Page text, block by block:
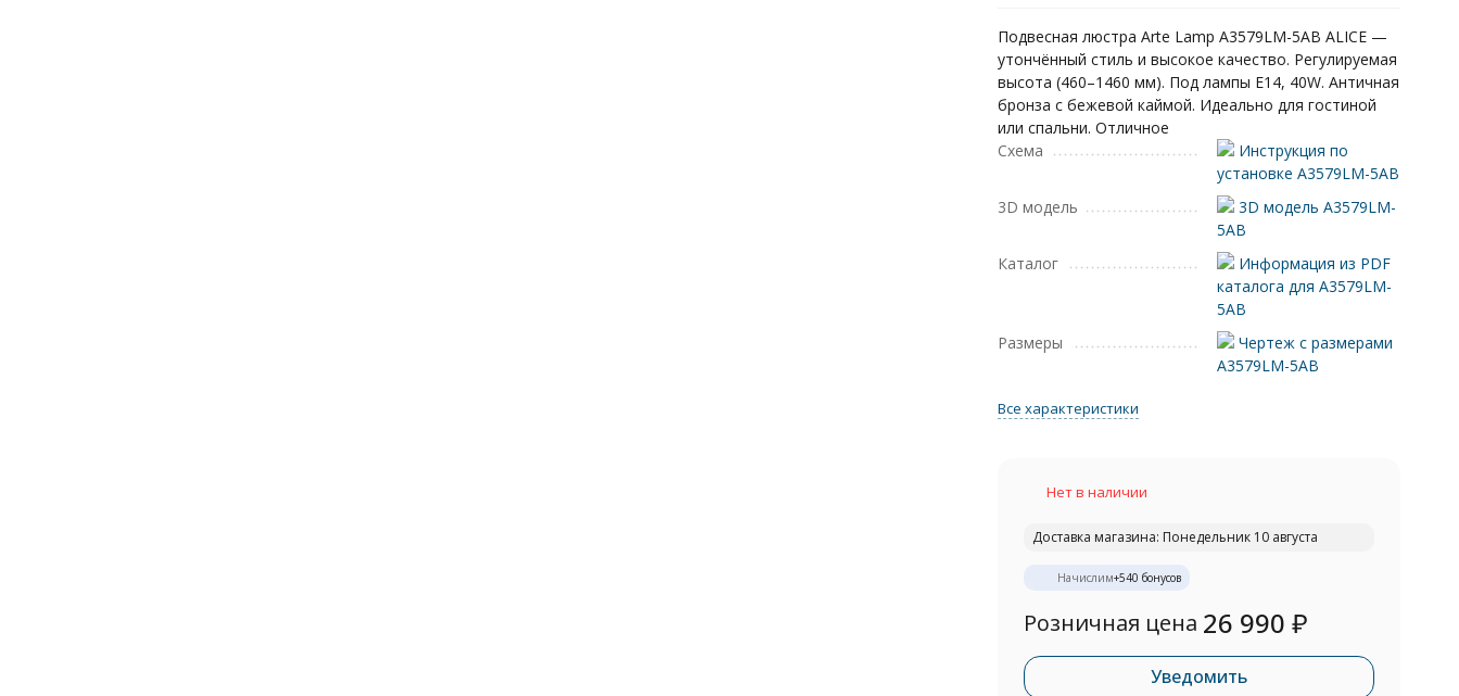
Подвесная люстра Arte Lamp A3579LM-5AB ALICE —
утончённый стиль и высокое качество. Регулируемая
высота (460–1460 мм). Под лампы E14, 40W. Античная
бронза с бежевой каймой. Идеально для гостиной
или спальни. Отличное
Схема
Инструкция по
установке A3579LM-5AB
3D модель
3D модель A3579LM-
5AB
Каталог
Информация из PDF
каталога для A3579LM-
5AB
Размеры
Чертеж с размерами
A3579LM-5AB
Все характеристики
Нет в наличии
Доставка магазина: Понедельник 10 августа
Начислим+540 бонусов
Розничная цена 26 990₽
Уведомить